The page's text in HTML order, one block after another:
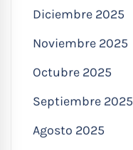
Diciembre 2025
Noviembre 2025
Octubre 2025
Septiembre 2025
Agosto 2025